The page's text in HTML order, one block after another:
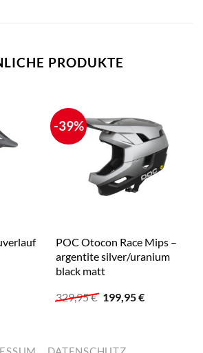
PRODUKTE
-39%
POC Otocon Race Mips –
argentite silver/uranium
black matt
329,95€ Ursprünglicher
Preis
199,95€Aktueller